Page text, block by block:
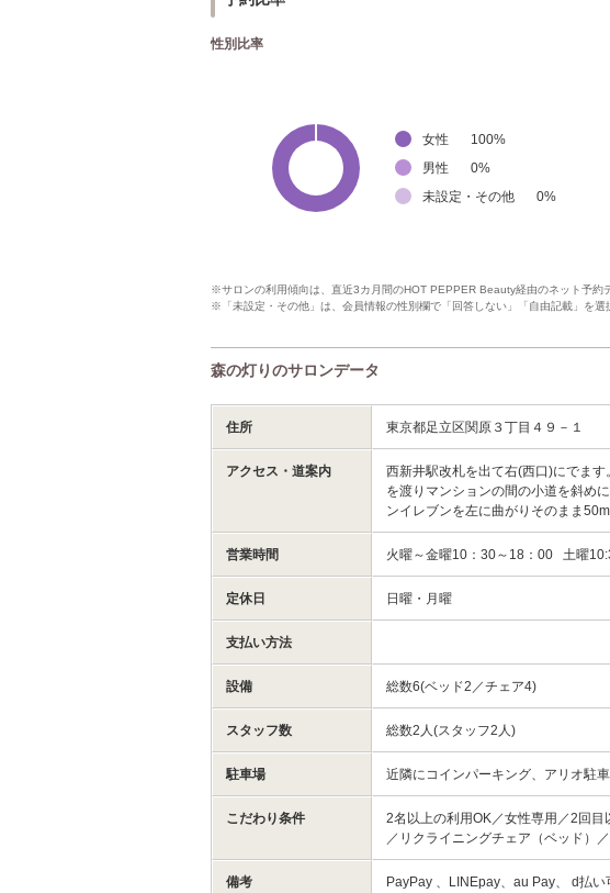
性別比率
女性 100%
男性
0%
未設定・その他
0%
※サロンの利用傾向は、直近3カ月間のHOT PEPPER Beauty経由のネット予約
※「未設定・その他」は、会員情報の性別欄で「回答しない」「自由記載」を選
森の灯りのサロンデータ
住所 東京都足立区関原３丁目４９－１
アクセス・道案内
西新井駅改札を出て右(西口)にでま
を渡りマンションの間の小道を斜め
ンイレブンを左に曲がりそのまま
営業時間 火曜～金曜10：30～18：00 土曜
定休日 日曜・月曜
支払い方法
設備 総数6(ベッド2／チェア4)
スタッフ数 総数2人(スタッフ2人)
駐車場 近隣にコインパーキング、アリオ駐
こだわり条件
2名以上の利用OK／女性専用／2回
／リクライニングチェア（ベッド）
備考 PayPay 、LINEpay、au Pay、 d払い